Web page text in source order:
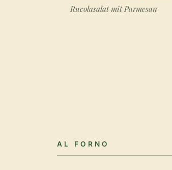
Rucolasalat mit Parmesan
AL FORNO